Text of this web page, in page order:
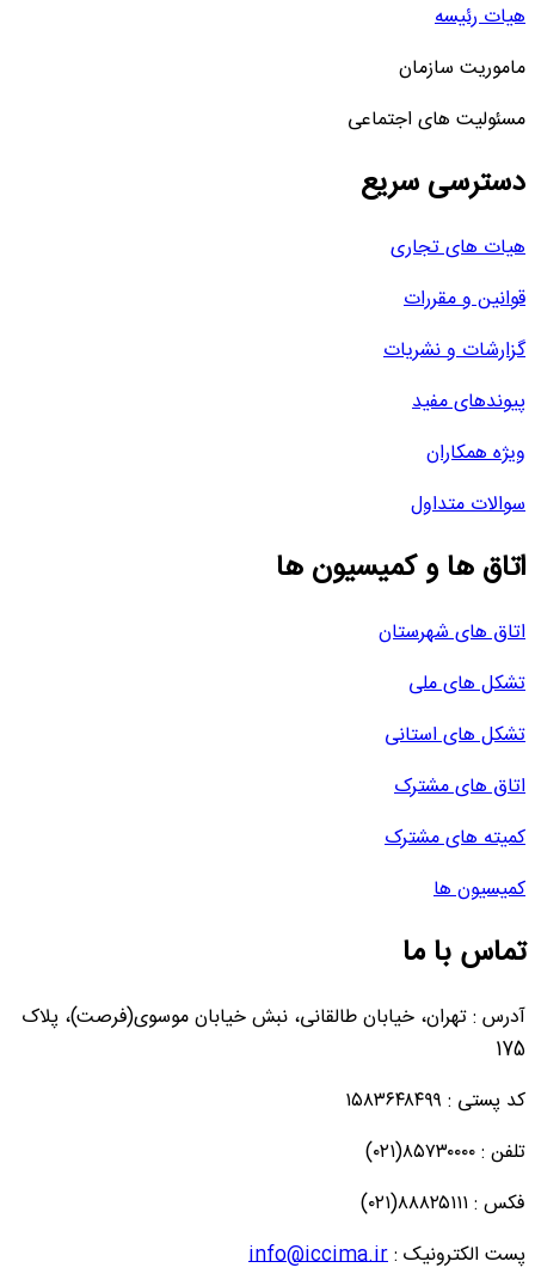
هیات رئیسه
ماموریت سازمان
مسئولیت های اجتماعی
دسترسی سریع
هیات های تجاری
قوانین و مقررات
گزارشات و نشریات
پیوندهای مفید
ویژه همکاران
سوالات متداول
اتاق ها و کمیسیون ها
اتاق های شهرستان
تشکل های ملی
تشکل های استانی
اتاق های مشترک
کمیته های مشترک
کمیسیون ها
تماس با ما
آدرس : تهران، خیابان طالقانی، نبش خیابان موسوی(فرصت)، پلاک
175
کد پستی : ۱۵۸۳۶۴۸۴۹۹
تلفن : ۸۵۷۳۰۰۰۰(۰۲۱)
فکس : ۸۸۸۲۵۱۱۱(۰۲۱)
پست الکترونیک :info@iccima.ir